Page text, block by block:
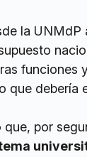
la UNMdP
funciones
que debería
que, por